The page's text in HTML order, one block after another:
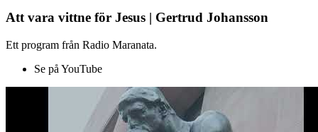
Att vara vittne för Jesus | Gertrud Johansson
Ett program från Radio Maranata.
Se på YouTube